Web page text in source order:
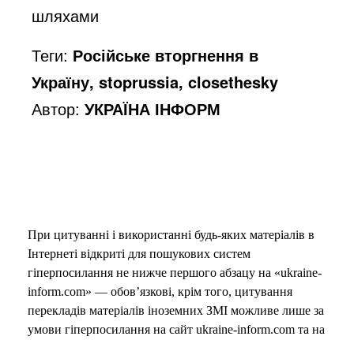
шляхами
Теги: Російське вторгнення в
Україну, stoprussia, closethesky
Автор:УКРАЇНА ІНФОРМ
При цитуванні і використанні будь-яких матеріалів в
Інтернеті відкриті для пошукових систем
гіперпосилання не нижче першого абзацу на «ukraine-
inform.com» — обов’язкові, крім того, цитування
перекладів матеріалів іноземних ЗМІ можливе лише за
умови гіперпосилання на сайт ukraine-inform.com та на